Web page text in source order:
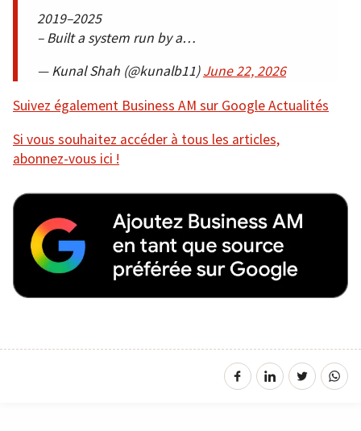
2019–2025
– Built a system run by a…
— Kunal Shah (@kunalb11)June 22, 2026
Suivez également Business AM sur Google Actualités
Si vous souhaitez accéder à tous les articles,
abonnez-vous ici !